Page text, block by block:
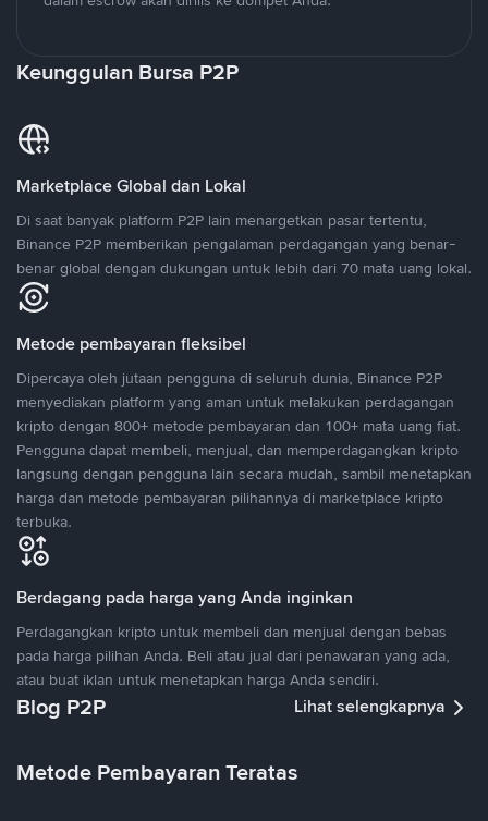
Keunggulan Bursa P2P
Marketplace Global dan Lokal
Di saat banyak platform P2P lain menargetkan pasar tertentu,
Binance P2P memberikan pengalaman perdagangan yang benar-
benar global dengan dukungan untuk lebih dari 70 mata uang lokal.
Metode pembayaran fleksibel
Dipercaya oleh jutaan pengguna di seluruh dunia, Binance P2P
menyediakan platform yang aman untuk melakukan perdagangan
kripto dengan 800+ metode pembayaran dan 100+ mata uang fiat.
Pengguna dapat membeli, menjual, dan memperdagangkan kripto
langsung dengan pengguna lain secara mudah, sambil menetapkan
harga dan metode pembayaran pilihannya di marketplace kripto
terbuka.
Berdagang pada harga yang Anda inginkan
Perdagangkan kripto untuk membeli dan menjual dengan bebas
pada harga pilihan Anda. Beli atau jual dari penawaran yang ada,
atau buat iklan untuk menetapkan harga Anda sendiri.
Blog P2P Lihat selengkapnya
Metode Pembayaran Teratas